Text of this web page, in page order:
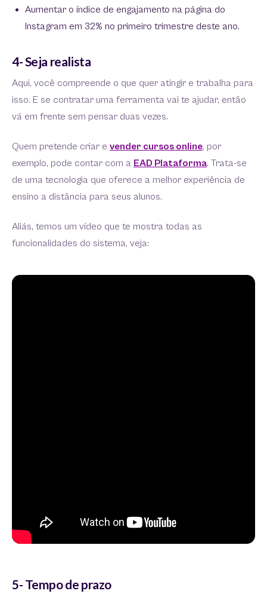
Aumentar o índice de engajamento na página do
Instagram em 32% no primeiro trimestre deste ano.
4- Seja realista
Aqui, você compreende o que quer atingir e trabalha para
isso. E se contratar uma ferramenta vai te ajudar, então
vá em frente sem pensar duas vezes.
Quem pretende criar e vender cursos online, por
exemplo, pode contar com a EAD Plataforma. Trata-se
de uma tecnologia que oferece a melhor experiência de
ensino a distância para seus alunos.
Aliás, temos um vídeo que te mostra todas as
funcionalidades do sistema, veja:
5- Tempo de prazo